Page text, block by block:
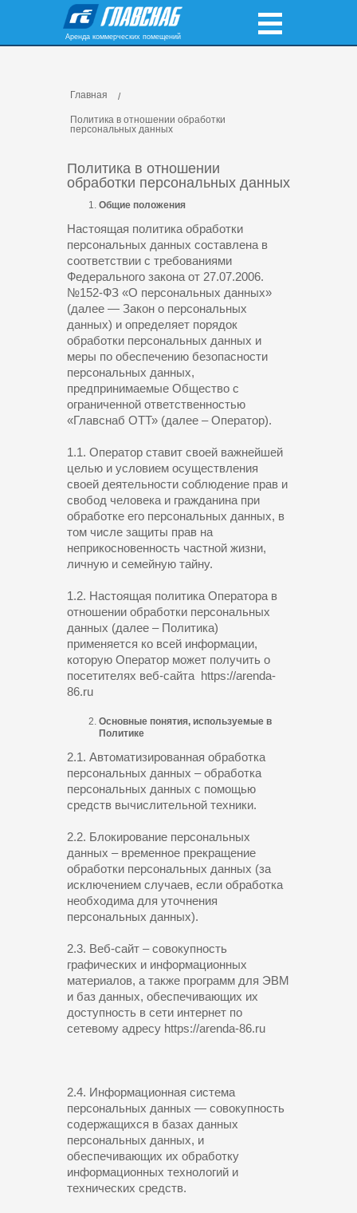
Аренда коммерческих помещений
Главная
Политика в отношении обработки
персональных данных
Политика в отношении
обработки персональных данных
Общие положения
Настоящая политика обработки
персональных данных составлена в
соответствии с требованиями
Федерального закона от 27.07.2006.
№152-ФЗ «О персональных данных»
(далее — Закон о персональных
данных) и определяет порядок
обработки персональных данных и
меры по обеспечению безопасности
персональных данных,
предпринимаемые Общество с
ограниченной ответственностью
«Главснаб ОТТ» (далее – Оператор).
1.1. Оператор ставит своей важнейшей
целью и условием осуществления
своей деятельности соблюдение прав и
свобод человека и гражданина при
обработке его персональных данных, в
том числе защиты прав на
неприкосновенность частной жизни,
личную и семейную тайну.
1.2. Настоящая политика Оператора в
отношении обработки персональных
данных (далее – Политика)
применяется ко всей информации,
которую Оператор может получить о
посетителях веб-сайта https://arenda-
86.ru
Основные понятия, используемые в
Политике
2.1. Автоматизированная обработка
персональных данных – обработка
персональных данных с помощью
средств вычислительной техники.
2.2. Блокирование персональных
данных – временное прекращение
обработки персональных данных (за
исключением случаев, если обработка
необходима для уточнения
персональных данных).
2.3. Веб-сайт – совокупность
графических и информационных
материалов, а также программ для ЭВМ
и баз данных, обеспечивающих их
доступность в сети интернет по
сетевому адресу https://arenda-86.ru
2.4. Информационная система
персональных данных — совокупность
содержащихся в базах данных
персональных данных, и
обеспечивающих их обработку
информационных технологий и
технических средств.